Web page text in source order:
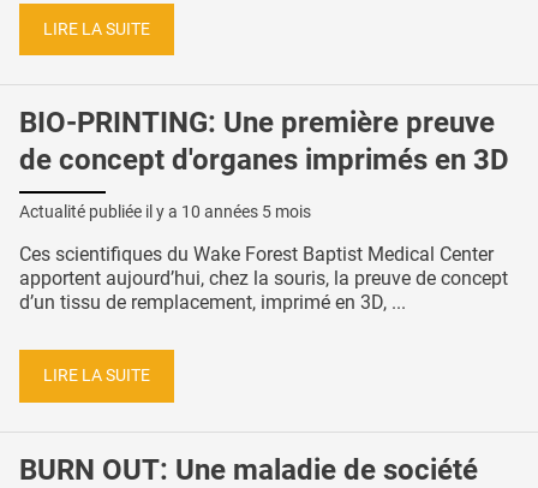
LIRE LA SUITE
BIO-PRINTING: Une première preuve
de concept d'organes imprimés en 3D
Actualité publiée il y a 10 années 5 mois
Ces scientifiques du Wake Forest Baptist Medical Center
apportent aujourd’hui, chez la souris, la preuve de concept
d’un tissu de remplacement, imprimé en 3D, ...
LIRE LA SUITE
BURN OUT: Une maladie de société